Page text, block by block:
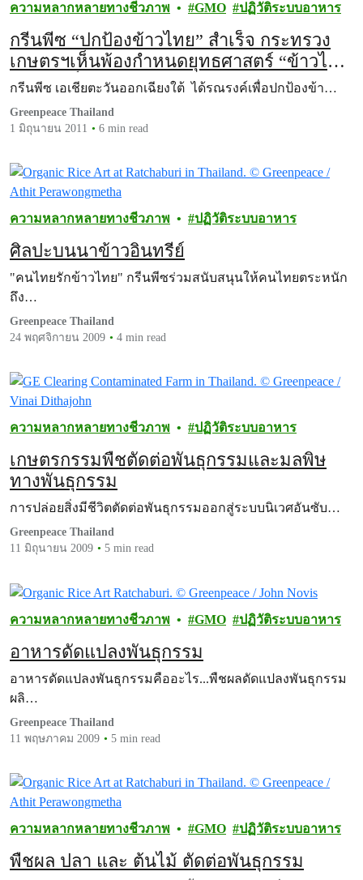
ความหลากหลายทางชีวภาพ GMO ปฏิวัติระบบอาหาร
กรีนพีซ “ปกป้องข้าวไทย” สำเร็จ กระทรวง
เกษตรฯเห็นพ้องกำหนดยุทธศาสตร์ “ข้าวไทย
ปลอดจีเอ็มโอ” ประเทศแรกของโลก
กรีนพีซ เอเชียตะวันออกเฉียงใต้ ได้รณรงค์เพื่อปกป้องข้า…
Greenpeace Thailand
1 มิถุนายน 2011
6 min read
ความหลากหลายทางชีวภาพ ปฏิวัติระบบอาหาร
ศิลปะบนนาข้าวอินทรีย์
"คนไทยรักข้าวไทย" กรีนพีซร่วมสนับสนุนให้คนไทยตระหนัก
ถึง…
Greenpeace Thailand
24 พฤศจิกายน 2009
4 min read
ความหลากหลายทางชีวภาพ ปฏิวัติระบบอาหาร
เกษตรกรรมพืชตัดต่อพันธุกรรมและมลพิษ
ทางพันธุกรรม
การปล่อยสิ่งมีชีวิตตัดต่อพันธุกรรมออกสู่ระบบนิเวศอันซับ…
Greenpeace Thailand
11 มิถุนายน 2009
5 min read
ความหลากหลายทางชีวภาพ GMO ปฏิวัติระบบอาหาร
อาหารดัดแปลงพันธุกรรม
อาหารดัดแปลงพันธุกรรมคืออะไร...พืชผลดัดแปลงพันธุกรรม
ผลิ…
Greenpeace Thailand
11 พฤษภาคม 2009
5 min read
ความหลากหลายทางชีวภาพ GMO ปฏิวัติระบบอาหาร
พืชผล ปลา และ ต้นไม้ ตัดต่อพันธุกรรม